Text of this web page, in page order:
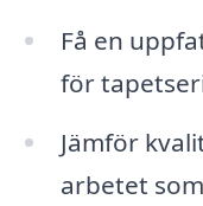
Få en
för
Jämför
arbetet